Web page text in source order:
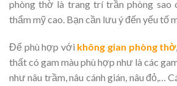
phòng thờ là trang trí trần phòng sao
thẩm mỹ cao. Bạn cần lưu ý đến yếu tố
Để phù hợp với không gian phòng thờ
thất có gam màu phù hợp như là các
như nâu trầm, nâu cánh gián, nâu đỏ,…